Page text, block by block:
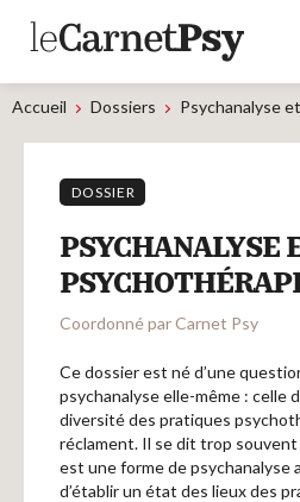
Articles
A la une
Adolescence
Dispositif
Enfance
Périnatalité
Psychanalyse
Psychopathologie
Soin
Dossiers
Auteurs
Blocs-notes
Accueil Dossiers Psychanalyse
DOSSIER
PSYCHANALYSE
Coordonné par Carnet Psy
Ce dossier est né d’une
psychanalyse elle-même : celle
diversité des pratiques
réclament. Il se dit trop
est une forme de psychanalyse
d’établir un état des lieux des